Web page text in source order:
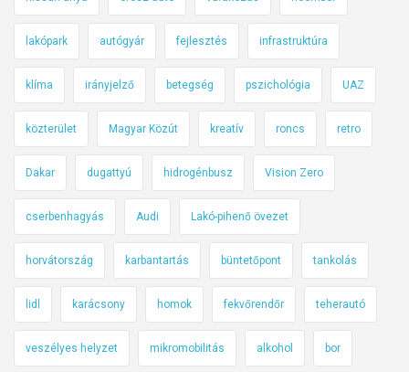
lakópark autógyár fejlesztés infrastruktúra
klíma irányjelző betegség pszichológia UAZ
közterület Magyar Közút kreatív roncs retro
Dakar dugattyú hidrogénbusz Vision Zero
cserbenhagyás Audi Lakó-pihenő övezet
horvátország karbantartás büntetőpont tankolás
lidl karácsony homok fekvőrendőr teherautó
veszélyes helyzet mikromobilitás alkohol bor